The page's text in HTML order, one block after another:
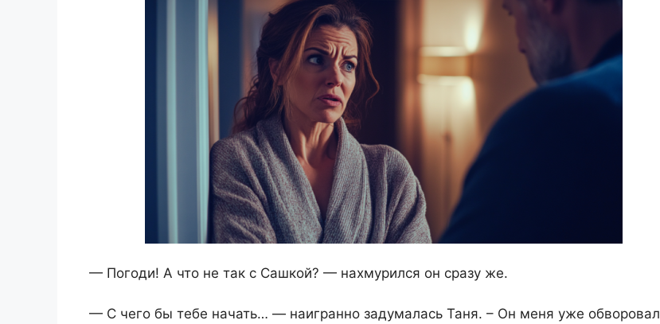
— Погоди! А что не так с Сашкой? — нахмурился он сразу же.
— С чего бы тебе начать… — наигранно задумалась Таня. – Он меня уже обворовал